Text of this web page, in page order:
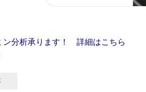
ン分析承ります！ 詳細はこちら